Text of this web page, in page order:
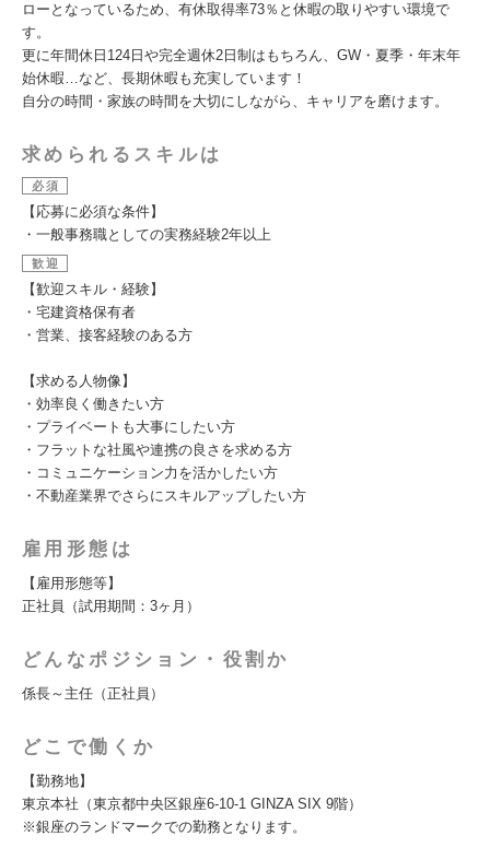
ローとなっているため、有休取得率73％と休暇の取りやすい環境で
す。
更に年間休日124日や完全週休2日制はもちろん、GW・夏季・年末年
始休暇…など、長期休暇も充実しています！
自分の時間・家族の時間を大切にしながら、キャリアを磨けます。
求められるスキルは
必須
【応募に必須な条件】
・一般事務職としての実務経験2年以上
歓迎
【歓迎スキル・経験】
・宅建資格保有者
・営業、接客経験のある方
【求める人物像】
・効率良く働きたい方
・プライベートも大事にしたい方
・フラットな社風や連携の良さを求める方
・コミュニケーション力を活かしたい方
・不動産業界でさらにスキルアップしたい方
雇用形態は
【雇用形態等】
正社員（試用期間：3ヶ月）
どんなポジション・役割か
係長～主任（正社員）
どこで働くか
【勤務地】
東京本社（東京都中央区銀座6-10-1 GINZA SIX 9階）
※銀座のランドマークでの勤務となります。